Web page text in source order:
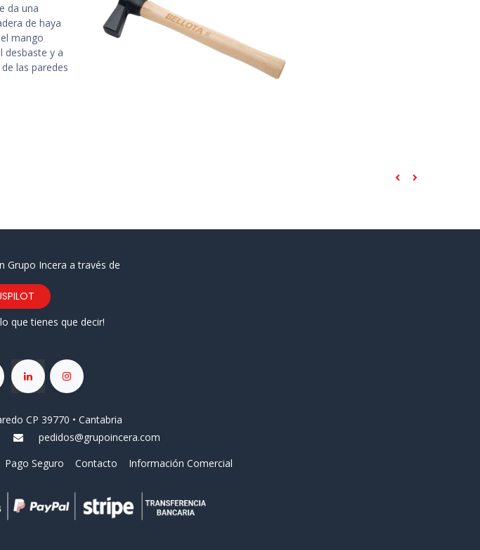
da una
de haya
mango
desbaste y a
las paredes
Grupo Incera a través de
que tienes que decir!
CP 39770 • Cantabria
pedidos@grupoincera.com
Pago Seguro Contacto Información Comercial